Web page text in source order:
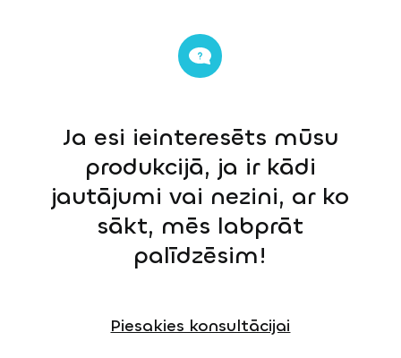
Ja esi ieinteresēts mūsu
produkcijā, ja ir kādi
jautājumi vai nezini, ar ko
sākt, mēs labprāt
palīdzēsim!
Piesakies konsultācijai